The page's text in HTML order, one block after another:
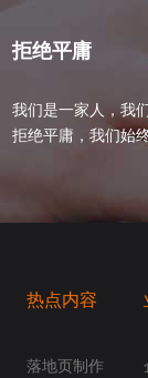
拒绝平庸
我们是一家人，我
拒绝平庸，我们始
热点内容
落地页制作